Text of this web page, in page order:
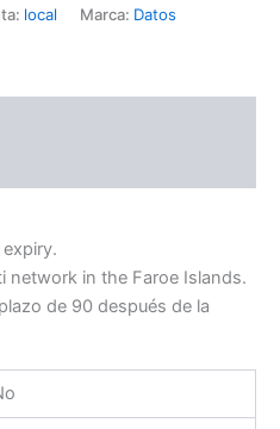
local Marca: Datos
network in the Faroe Islands.
de 90 después de la